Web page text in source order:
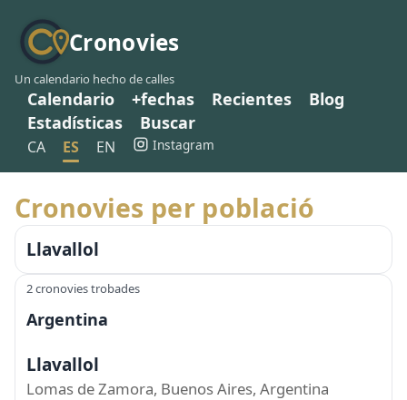
Cronovies
Un calendario hecho de calles
Calendario +fechas Recientes
Blog
Estadísticas
Buscar
CA ES EN Instagram
Cronovies per població
Llavallol
2 cronovies trobades
Argentina
Llavallol
Lomas de Zamora, Buenos Aires, Argentina